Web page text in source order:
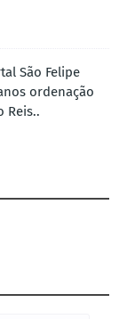
São Felipe
ordenação
Reis..